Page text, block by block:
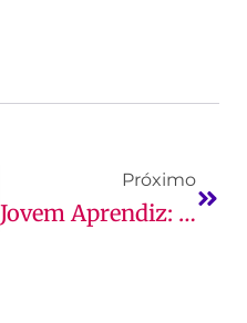
Próximo
Jovem Aprendiz: O Que É, Quanto Ganha E Mais!